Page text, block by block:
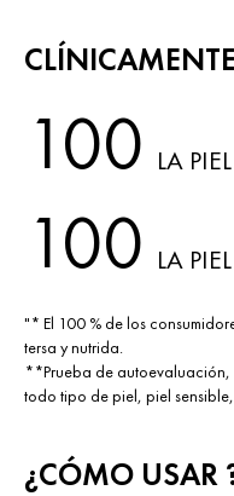
100 LA
100 LA
"* El 100 % de los
tersa y nutrida.
**Prueba de autoevaluación,
todo tipo de piel, piel
¿CÓMO USAR